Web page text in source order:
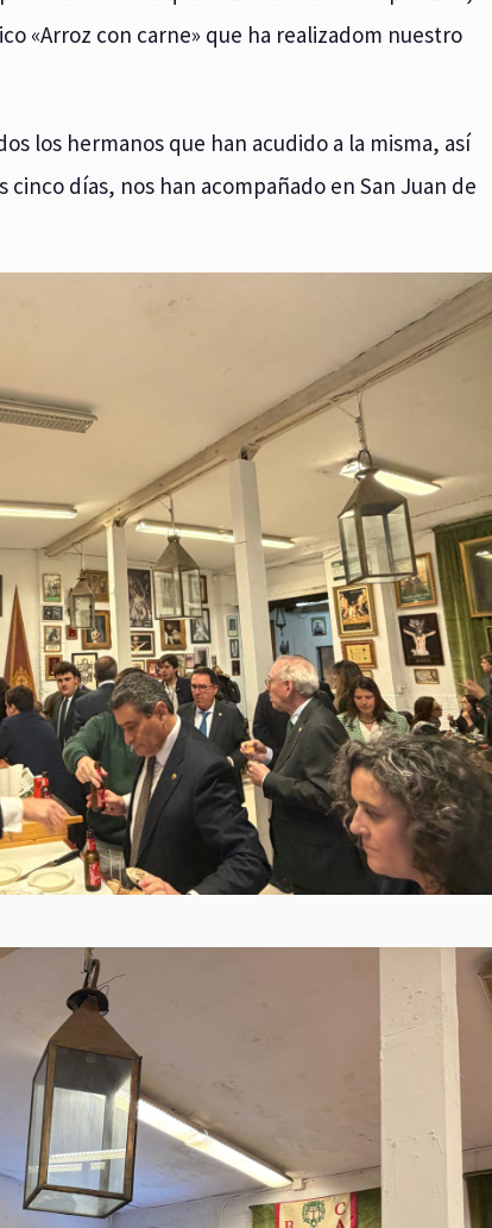
«Arroz con carne» que ha realizadom nuestro
los hermanos que han acudido a la misma, así
días, nos han acompañado en San Juan de